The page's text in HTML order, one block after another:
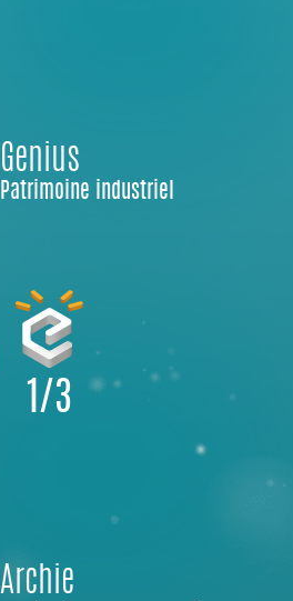
Genius
Patrimoine industriel
1/3
Archie